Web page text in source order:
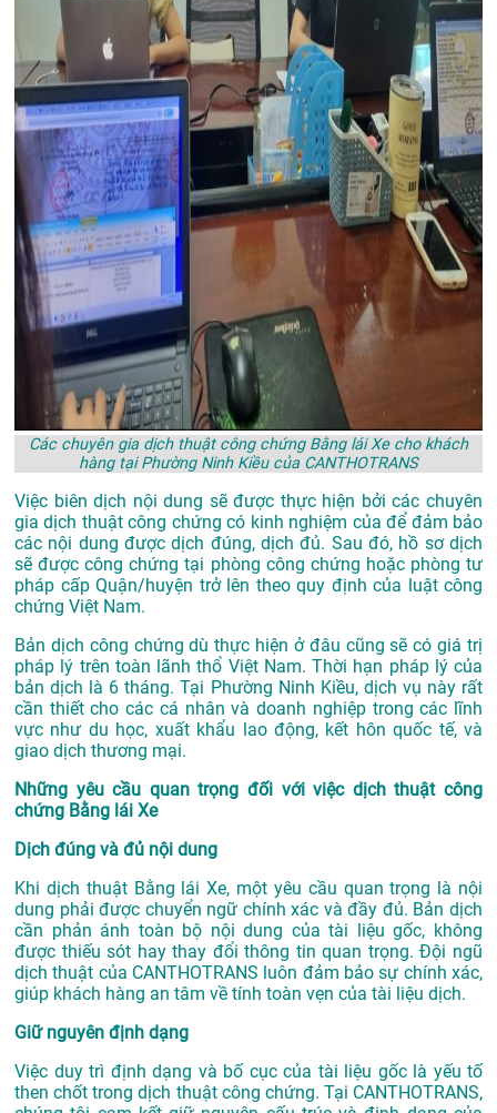
Các chuyên gia dịch thuật công chứng Bằng lái Xe cho khách
hàng tại Phường Ninh Kiều của CANTHOTRANS
Việc biên dịch nội dung sẽ được thực hiện bởi các chuyên
gia dịch thuật công chứng có kinh nghiệm của để đảm bảo
các nội dung được dịch đúng, dịch đủ. Sau đó, hồ sơ dịch
sẽ được công chứng tại phòng công chứng hoặc phòng tư
pháp cấp Quận/huyện trở lên theo quy định của luật công
chứng Việt Nam.
Bản dịch công chứng dù thực hiện ở đâu cũng sẽ có giá trị
pháp lý trên toàn lãnh thổ Việt Nam. Thời hạn pháp lý của
bản dịch là 6 tháng. Tại Phường Ninh Kiều, dịch vụ này rất
cần thiết cho các cá nhân và doanh nghiệp trong các lĩnh
vực như du học, xuất khẩu lao động, kết hôn quốc tế, và
giao dịch thương mại.
Những yêu cầu quan trọng đối với việc dịch thuật công
chứng Bằng lái Xe
Dịch đúng và đủ nội dung
Khi dịch thuật Bằng lái Xe, một yêu cầu quan trọng là nội
dung phải được chuyển ngữ chính xác và đầy đủ. Bản dịch
cần phản ánh toàn bộ nội dung của tài liệu gốc, không
được thiếu sót hay thay đổi thông tin quan trọng. Đội ngũ
dịch thuật của CANTHOTRANS luôn đảm bảo sự chính xác,
giúp khách hàng an tâm về tính toàn vẹn của tài liệu dịch.
Giữ nguyên định dạng
Việc duy trì định dạng và bố cục của tài liệu gốc là yếu tố
then chốt trong dịch thuật công chứng. Tại CANTHOTRANS,